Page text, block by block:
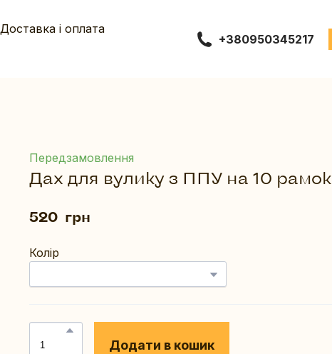
Доставка і оплата
+380950345217
Передзамовлення
Дах для вулику з ППУ на 10 рамок
520  грн
Колір
Додати в кошик